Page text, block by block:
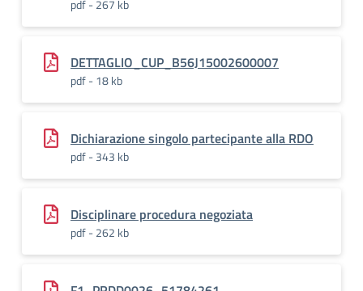
pdf - 267 kb
DETTAGLIO_CUP_B56J15002600007
pdf - 18 kb
Dichiarazione singolo partecipante alla RDO
pdf - 343 kb
Disciplinare procedura negoziata
pdf - 262 kb